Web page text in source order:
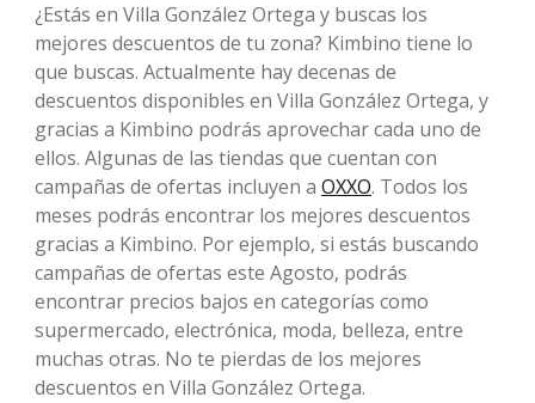
¿Estás en Villa González Ortega y buscas los
mejores descuentos de tu zona? Kimbino tiene lo
que buscas. Actualmente hay decenas de
descuentos disponibles en Villa González Ortega, y
gracias a Kimbino podrás aprovechar cada uno de
ellos. Algunas de las tiendas que cuentan con
campañas de ofertas incluyen a OXXO. Todos los
meses podrás encontrar los mejores descuentos
gracias a Kimbino. Por ejemplo, si estás buscando
campañas de ofertas este Agosto, podrás
encontrar precios bajos en categorías como
supermercado, electrónica, moda, belleza, entre
muchas otras. No te pierdas de los mejores
descuentos en Villa González Ortega.